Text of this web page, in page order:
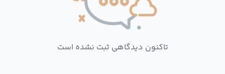
تاکنون دیدگاهی ثبت نشده است